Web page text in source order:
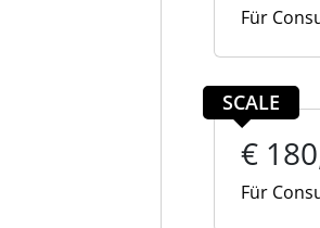
Für
SCALE
€
Für